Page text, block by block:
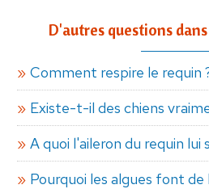
D'autres questions
Comment respire le requin
Existe-t-il des chiens
A quoi l'aileron du requin lui
Pourquoi les algues font de